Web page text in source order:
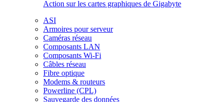
Action sur les cartes graphiques de Gigabyte
ASI
Armoires pour serveur
Caméras réseau
Composants LAN
Composants Wi-Fi
Câbles réseau
Fibre optique
Modems & routeurs
Powerline (CPL)
Sauvegarde des données